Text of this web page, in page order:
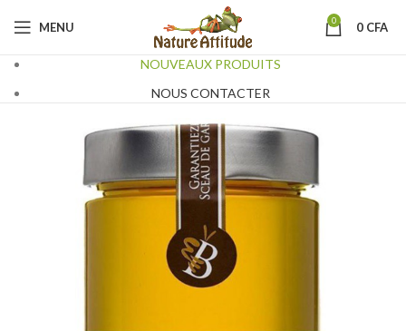
MENU 0 0 CFA
NOUVEAUX PRODUITS
NOUS CONTACTER